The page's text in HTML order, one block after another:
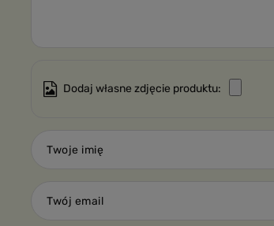
Dodaj własne zdjęcie produktu:
Twoje imię
Twój email